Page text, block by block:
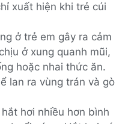
xuất hiện khi trẻ cúi
ở trẻ em gây ra cảm
ở xung quanh mũi,
hoặc nhai thức ăn.
lan ra vùng trán và gò
hơi nhiều hơn bình